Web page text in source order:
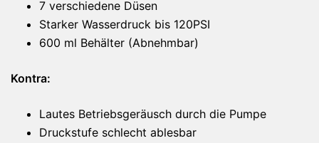
7 verschiedene Düsen
Starker Wasserdruck bis 120PSI
600 ml Behälter (Abnehmbar)
Kontra:
Lautes Betriebsgeräusch durch die Pumpe
Druckstufe schlecht ablesbar